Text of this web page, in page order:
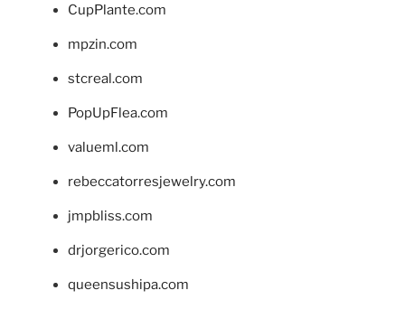
CupPlante.com
mpzin.com
stcreal.com
PopUpFlea.com
valueml.com
rebeccatorresjewelry.com
jmpbliss.com
drjorgerico.com
queensushipa.com